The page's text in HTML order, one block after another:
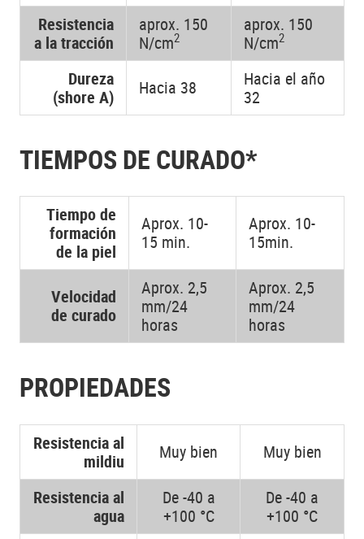
Resistencia
a la tracción
aprox. 150
N/cm2
aprox. 150
N/cm2
Dureza
(shore A)
Hacia 38
Hacia el año
32
TIEMPOS DE CURADO*
Tiempo de
formación
de la piel
Aprox. 10-
15 min.
Aprox. 10-
15min.
Velocidad
de curado
Aprox. 2,5
mm/24
horas
Aprox. 2,5
mm/24
horas
PROPIEDADES
Resistencia al
mildiu
Muy bien Muy bien
Resistencia al
agua
De -40 a
+100 °C
De -40 a
+100 °C